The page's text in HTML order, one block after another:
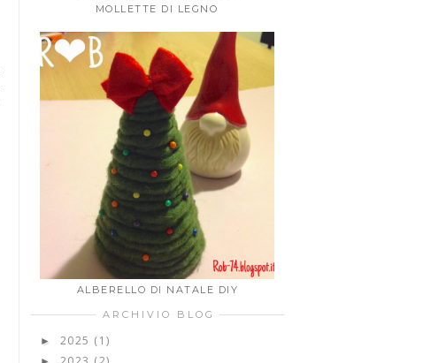
MOLLETTE DI LEGNO
ALBERELLO DI NATALE DIY
ARCHIVIO BLOG
► 2025 (1)